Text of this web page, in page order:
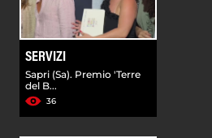
SERVIZI
Sapri (Sa). Premio 'Terre
del B...
36